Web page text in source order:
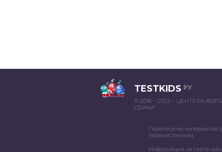
TESTKIDS РУ
© 2018 – 2022 – ЦЕНТР
СЕМЬИ
Перепечатка материалов
первоисточника
Информация на сайте